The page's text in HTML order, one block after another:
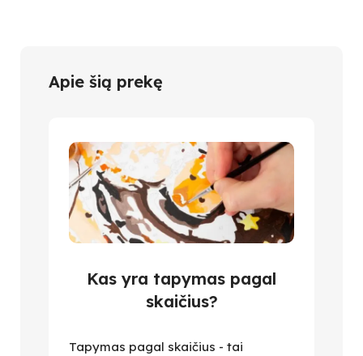
Apie šią prekę
Kas yra tapymas pagal
skaičius?
Tapymas pagal skaičius - tai